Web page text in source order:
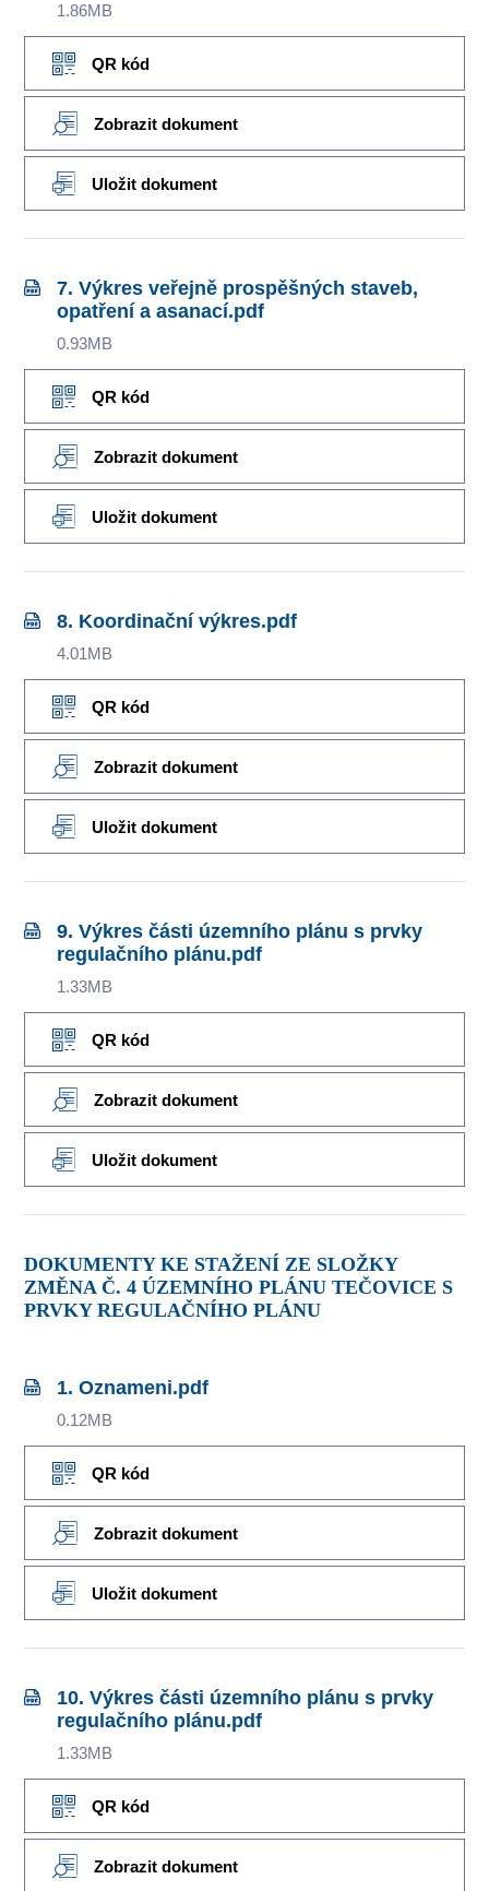
1.86MB
QR kód
Zobrazit dokument
Uložit dokument
7. Výkres veřejně prospěšných staveb,
opatření a asanací.pdf
0.93MB
QR kód
Zobrazit dokument
Uložit dokument
8. Koordinační výkres.pdf
4.01MB
QR kód
Zobrazit dokument
Uložit dokument
9. Výkres části územního plánu s prvky
regulačního plánu.pdf
1.33MB
QR kód
Zobrazit dokument
Uložit dokument
DOKUMENTY KE STAŽENÍ ZE SLOŽKY
ZMĚNA Č. 4 ÚZEMNÍHO PLÁNU TEČOVICE S
PRVKY REGULAČNÍHO PLÁNU
1. Oznameni.pdf
0.12MB
QR kód
Zobrazit dokument
Uložit dokument
10. Výkres části územního plánu s prvky
regulačního plánu.pdf
1.33MB
QR kód
Zobrazit dokument